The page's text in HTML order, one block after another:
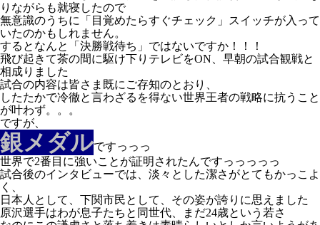
りながらも就寝したので
無意識のうちに「目覚めたらすぐチェック」スイッチが入って
いたのかもしれません。
するとなんと「決勝戦待ち」ではないですか！！！
飛び起きて茶の間に駆け下りテレビをON、早朝の試合観戦と
相成りました
試合の内容は皆さま既にご存知のとおり、
したたかで冷徹と言わざるを得ない世界王者の戦略に抗うこと
が叶わず。。。
ですが、
銀メダルですっっっ
世界で2番目に強いことが証明されたんですっっっっっ
試合後のインタビューでは、淡々とした潔さがとてもかっこよ
く、
日本人として、下関市民として、 その姿が誇りに思えました
原沢選手はわが息子たちと同世代、まだ24歳という若さ